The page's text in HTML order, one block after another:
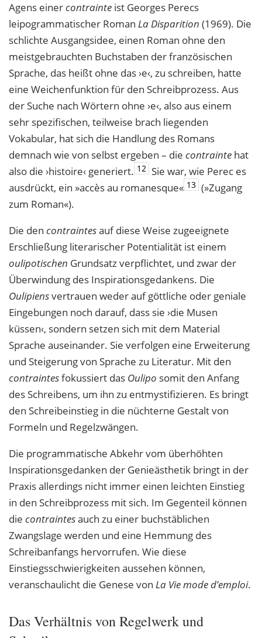
Agens einercontrainte ist Georges Perecs
leipogrammatischer Roman La Disparition (1969). Die
schlichte Ausgangsidee, einen Roman ohne den
meistgebrauchten Buchstaben der französischen
Sprache, das heißt ohne das ›e‹, zu schreiben, hatte
eine Weichenfunktion für den Schreibprozess. Aus
der Suche nach Wörtern ohne ›e‹, also aus einem
sehr spezifischen, teilweise brach liegenden
Vokabular, hat sich die Handlung des Romans
demnach wie von selbst ergeben – die contrainte hat
also die ›histoire‹ generiert. 12 Sie war, wie Perec es
ausdrückt, ein »accès au romanesque« 13 (»Zugang
zum Roman«).
Die den contraintesauf diese Weise zugeeignete
Erschließung literarischer Potentialität ist einem
oulipotischen Grundsatz verpflichtet, und zwar der
Überwindung des Inspirationsgedankens. Die
Oulipiensvertrauen weder auf göttliche oder geniale
Eingebungen noch darauf, dass sie ›die Musen
küssen‹, sondern setzen sich mit dem Material
Sprache auseinander. Sie verfolgen eine Erweiterung
und Steigerung von Sprache zu Literatur. Mit den
contraintesfokussiert das Oulipo somit den Anfang
des Schreibens, um ihn zu entmystifizieren. Es bringt
den Schreibeinstieg in die nüchterne Gestalt von
Formeln und Regelzwängen.
Die programmatische Abkehr vom überhöhten
Inspirationsgedanken der Genieästhetik bringt in der
Praxis allerdings nicht immer einen leichten Einstieg
in den Schreibprozess mit sich. Im Gegenteil können
die contraintesauch zu einer buchstäblichen
Zwangslage werden und eine Hemmung des
Schreibanfangs hervorrufen. Wie diese
Einstiegsschwierigkeiten aussehen können,
veranschaulicht die Genese von La Vie mode d’emploi.
Das Verhältnis von Regelwerk und